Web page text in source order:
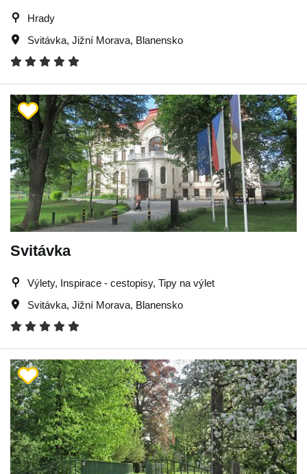
Hrady
Svitávka, Jižní Morava, Blanensko
Svitávka
Výlety, Inspirace - cestopisy, Tipy na výlet
Svitávka, Jižní Morava, Blanensko